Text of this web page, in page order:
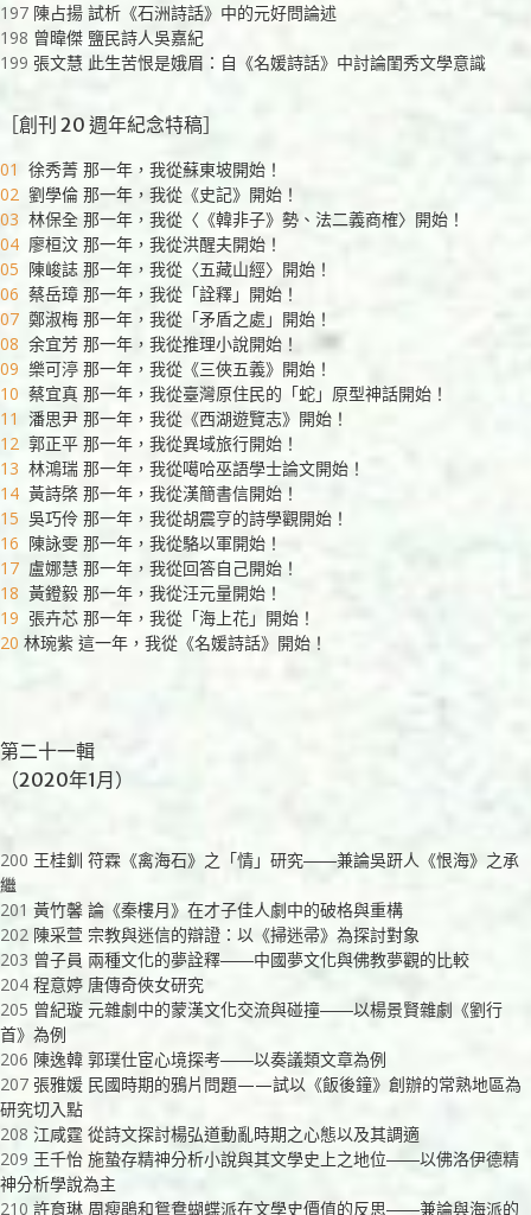
197 陳占揚 試析《石洲詩話》中的元好問論述
198 曾暐傑 鹽民詩人吳嘉紀
199 張文慧 此生苦恨是娥眉：自《名媛詩話》中討論閨秀文學意識
［創刊 20 週年紀念特稿］
01 徐秀菁 那一年，我從蘇東坡開始！
02 劉學倫 那一年，我從《史記》開始！
03 林保全 那一年，我從〈《韓非子》勢、法二義商榷〉開始！
04 廖桓汶 那一年，我從洪醒夫開始！
05 陳峻誌 那一年，我從〈五藏山經〉開始！
06 蔡岳璋 那一年，我從「詮釋」開始！
07 鄭淑梅 那一年，我從「矛盾之處」開始！
08 余宜芳 那一年，我從推理小說開始！
09 樂可渟 那一年，我從《三俠五義》開始！
10 蔡宜真 那一年，我從臺灣原住民的「蛇」原型神話開始！
11 潘思尹 那一年，我從《西湖遊覽志》開始！
12 郭正平 那一年，我從異域旅行開始！
13 林鴻瑞 那一年，我從噶哈巫語學士論文開始！
14 黃詩棨 那一年，我從漢簡書信開始！
15 吳巧伶 那一年，我從胡震亨的詩學觀開始！
16 陳詠雯 那一年，我從駱以軍開始！
17 盧娜慧 那一年，我從回答自己開始！
18 黃鐙毅 那一年，我從汪元量開始！
19 張卉芯 那一年，我從「海上花」開始！
20 林琬紫 這一年，我從《名媛詩話》開始！
第二十一輯
（2020年1月）
200 王桂釧 符霖《禽海石》之「情」研究――兼論吳趼人《恨海》之承
繼
201 黃竹馨 論《秦樓月》在才子佳人劇中的破格與重構
202 陳采萱 宗教與迷信的辯證：以《掃迷帚》為探討對象
203 曾子員 兩種文化的夢詮釋――中國夢文化與佛教夢觀的比較
204 程意婷 唐傳奇俠女研究
205 曾紀璇 元雜劇中的蒙漢文化交流與碰撞――以楊景賢雜劇《劉行
首》為例
206 陳逸韓 郭璞仕宦心境探考――以奏議類文章為例
207 張雅媛 民國時期的鴉片問題——試以《飯後鐘》創辦的常熟地區為
研究切入點
208 江咸霆 從詩文探討楊弘道動亂時期之心態以及其調適
209 王千怡 施蟄存精神分析小說與其文學史上之地位――以佛洛伊德精
神分析學說為主
210 許育琳 周瘦鵑和鴛鴦蝴蝶派在文學史價值的反思――兼論與海派的